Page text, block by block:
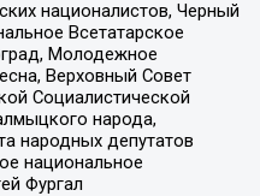
националистов, Черный
Всетатарское
Молодежное
Верховный Совет
Социалистической
народа,
народных депутатов
национальное
Фургал